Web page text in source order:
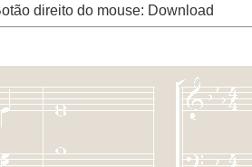
direito do mouse: Download